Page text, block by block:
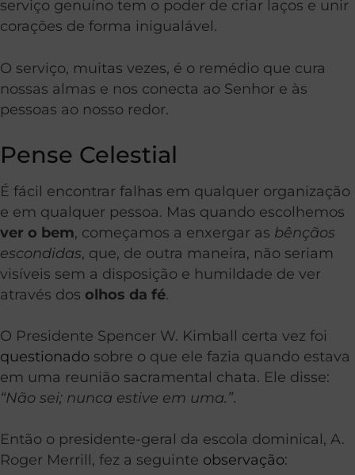
serviço genuíno tem o poder de criar laços e unir
corações de forma inigualável.
O serviço, muitas vezes, é o remédio que cura
nossas almas e nos conecta ao Senhor e às
pessoas ao nosso redor.
Pense Celestial
É fácil encontrar falhas em qualquer organização
e em qualquer pessoa. Mas quando escolhemos
ver o bem, começamos a enxergar as bênçãos
escondidas, que, de outra maneira, não seriam
visíveis sem a disposição e humildade de ver
através dos olhos da fé.
O Presidente Spencer W. Kimball certa vez foi
questionado sobre o que ele fazia quando estava
em uma reunião sacramental chata. Ele disse:
“Não sei; nunca estive em uma.”.
Então o presidente-geral da escola dominical, A.
Roger Merrill, fez a seguinte observação: